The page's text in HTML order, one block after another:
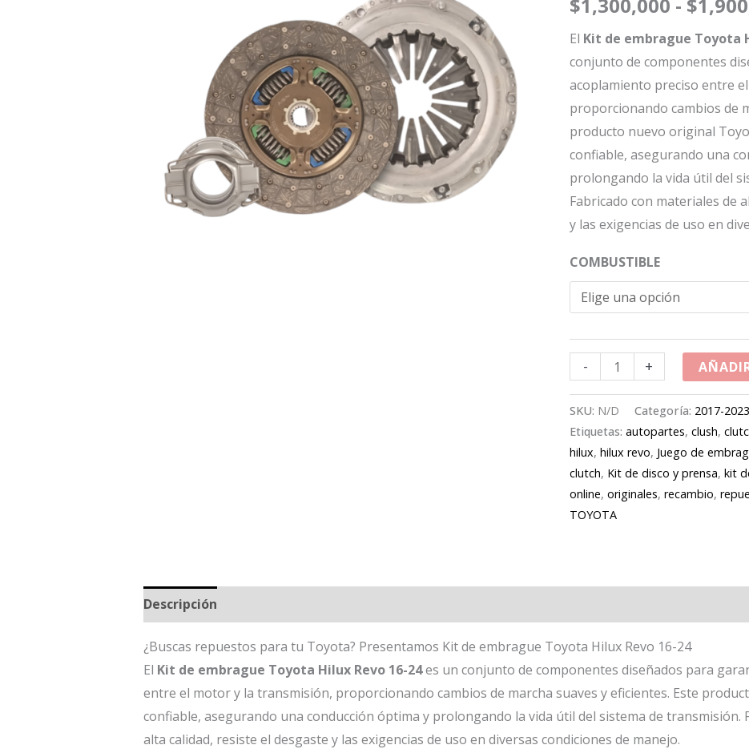
$1,300,000 - $
El Kit de embrague Toyota
conjunto de componentes
acoplamiento preciso entre
proporcionando cambios de
producto nuevo original
confiable, asegurando una
prolongando la vida útil del
Fabricado con materiales de
y las exigencias de uso en
COMBUSTIBLE
-
Hilux
Revo
16-
24
cantidad
+
SKU: N/D Categoría: 2017-
Etiquetas:autopartes,clush,
hilux,hilux revo, Juego de
clutch, Kit de disco y prensa,kit
online,originales,recambio,
TOYOTA
Descripción
¿Buscas repuestos para tu Toyota? Presentamos Kit de embrague Toyota Hilux Revo 16-24
El Kit de embrague Toyota Hilux Revo 16-24es un conjunto de componentes diseñados para
entre el motor y la transmisión, proporcionando cambios de marcha suaves y eficientes. Este
confiable, asegurando una conducción óptima y prolongando la vida útil del sistema de transmisión.
alta calidad, resiste el desgaste y las exigencias de uso en diversas condiciones de manejo.